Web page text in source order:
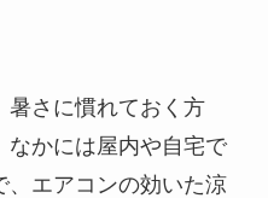
暑さに慣れておく方
なかには屋内や自宅で
、エアコンの効いた涼